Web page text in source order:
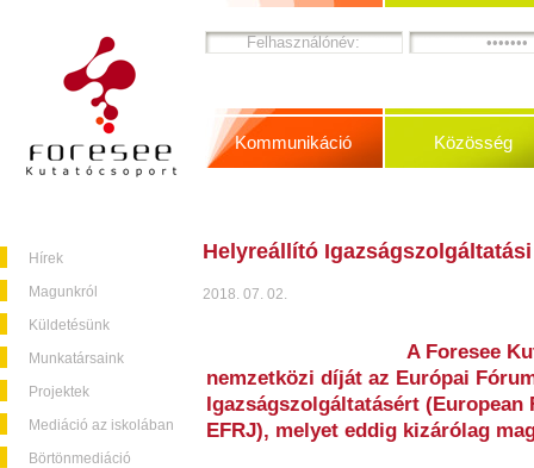
Hírek
Magunkról
Küldetésünk
Munkatársaink
Projektek
Mediáció az iskolában
Börtönmediáció
Kommunikáció Közösség
Helyreállító
2018. 07. 02.
A Foresee
nemzetközi díját az Európai
Igazságszolgáltatásért
EFRJ), melyet eddig kizárólag